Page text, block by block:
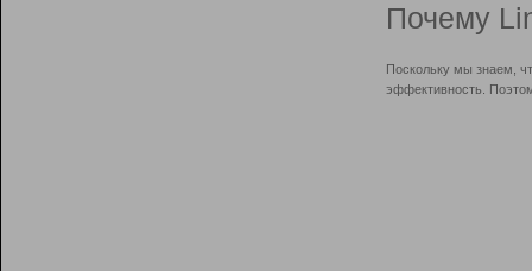
Почему
Поскольку мы знаем,
эффективность.